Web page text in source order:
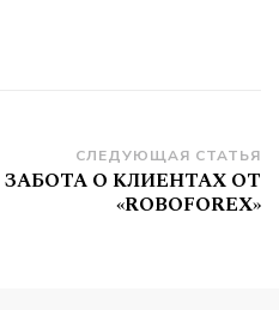
СЛЕДУЮЩАЯ СТАТЬЯ
ЗАБОТА О КЛИЕНТАХ ОТ
«ROBOFOREX»